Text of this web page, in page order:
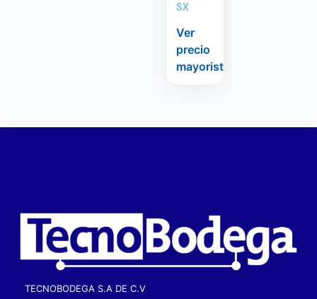
SX
Ver
precio
mayorista
TECNOBODEGA S.A DE C.V